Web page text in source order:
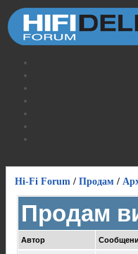
Hi-Fi Forum / Продам /
Продам
Автор